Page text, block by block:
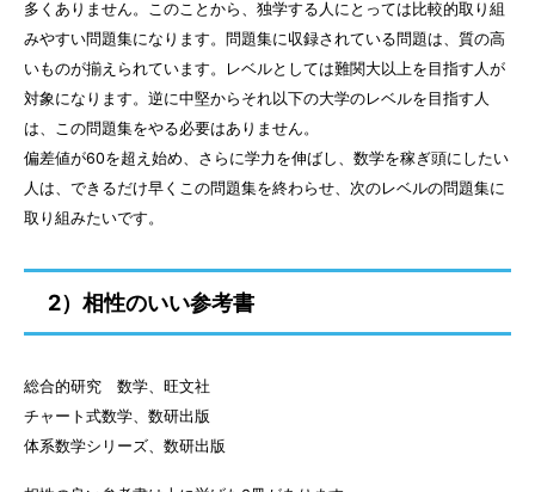
多くありません。このことから、独学する人にとっては比較的取り組
みやすい問題集になります。問題集に収録されている問題は、質の高
いものが揃えられています。レベルとしては難関大以上を目指す人が
対象になります。逆に中堅からそれ以下の大学のレベルを目指す人
は、この問題集をやる必要はありません。
偏差値が60を超え始め、さらに学力を伸ばし、数学を稼ぎ頭にしたい
人は、できるだけ早くこの問題集を終わらせ、次のレベルの問題集に
取り組みたいです。
2）相性のいい参考書
総合的研究 数学、旺文社
チャート式数学、数研出版
体系数学シリーズ、数研出版